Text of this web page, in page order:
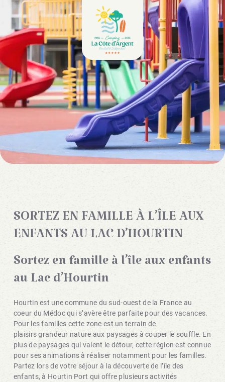
SORTEZ EN FAMILLE À L’ÎLE AUX
ENFANTS AU LAC D’HOURTIN
Sortez en famille à l’île aux enfants
au Lac d’Hourtin
Hourtin est une commune du sud-ouest de la France au
coeur du Médoc qui s’avère être parfaite pour des vacances.
Pour les familles cette zone est un terrain de
plaisirs grandeur nature aux paysages à couper le souffle. En
plus de paysages qui valent le détour, cette région est connue
pour ses animations à réaliser notamment pour les familles.
Partez lors de votre séjour à la découverte de l’île des
enfants, à Hourtin Port qui offre plusieurs activités